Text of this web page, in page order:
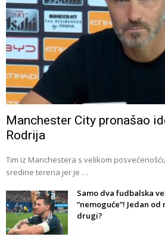
Manchester City pronašao
Rodrija
Tim iz Manchestera s velikom
sredine terena jer je …
Samo dva fudbalska
“nemoguće”! Jedan
drugi?